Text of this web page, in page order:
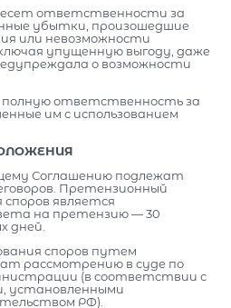
ответственности за
убытки, произошедшие
или невозможности
упущенную выгоду, даже
о возможности
полную ответственность за
им с использованием
Соглашению подлежат
Претензионный
споров является
на претензию — 30
дней.
споров путем
рассмотрению в суде по
(в соответствии с
установленными
РФ).